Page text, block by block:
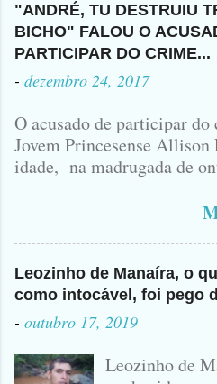
"ANDRÉ, TU DESTRUIU
BICHO" FALOU O
PARTICIPAR DO CRIME...
- dezembro 24, 2017
O acusado de participar
Jovem Princesense Allison
idade, na madrugada de
vulgo ( CORRÓ ) falou
Leozinho de Manaíra, o
como intocável, foi pego
- outubro 17, 2019
Leozinho de